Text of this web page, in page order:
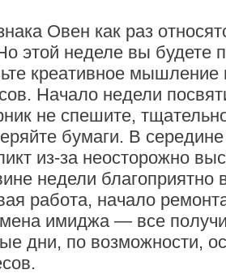
Овен как раз
этой неделе вы будете
креативное
Начало недели
не спешите,
бумаги. В
из-за неосторожно
недели благоприятно
работа, начало
имиджа — все
дни, по возможности,